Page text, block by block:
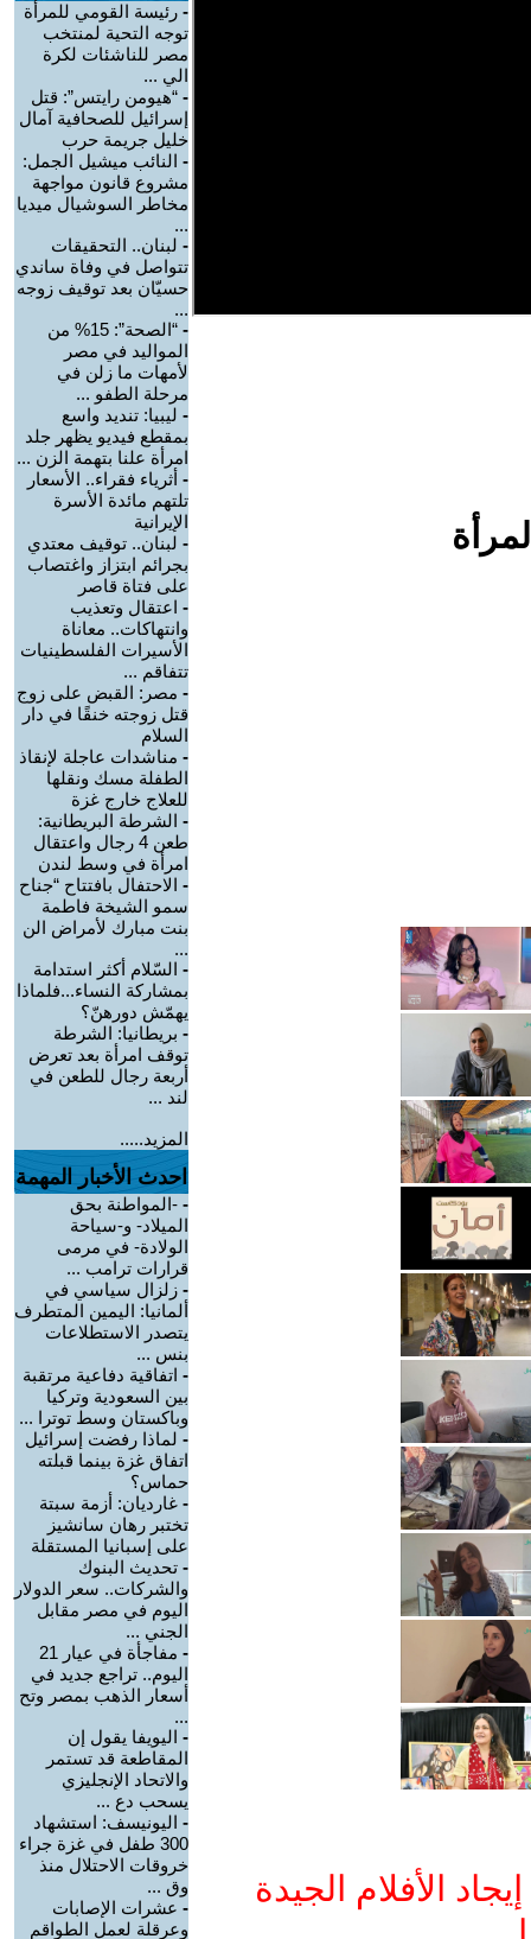
الأفلام الجيدة
- رئيسة القومي للمرأة
توجه التحية لمنتخب
مصر للناشئات لكرة
الي ...
- “هيومن رايتس”: قتل
إسرائيل للصحافية آمال
خليل جريمة حرب
- النائب ميشيل الجمل:
مشروع قانون مواجهة
مخاطر السوشيال ميديا
...
- لبنان.. التحقيقات
تتواصل في وفاة ساندي
حسيّان بعد توقيف زوجه
...
-
“الصحة”: 15% من
المواليد في مصر
لأمهات ما زلن في
مرحلة الطفو ...
- ليبيا: تنديد واسع
بمقطع فيديو يظهر جلد
امرأة علنا بتهمة الزن ...
- أثرياء فقراء.. الأسعار
تلتهم مائدة الأسرة
الإيرانية
- لبنان.. توقيف معتدي
بجرائم ابتزاز واغتصاب
على فتاة قاصر
- اعتقال وتعذيب
وانتهاكات.. معاناة
الأسيرات الفلسطينيات
تتفاقم ...
- مصر: القبض على زوج
قتل زوجته خنقًا في دار
السلام
- مناشدات عاجلة لإنقاذ
الطفلة مسك ونقلها
للعلاج خارج غزة
- الشرطة البريطانية:
طعن 4 رجال واعتقال
امرأة في وسط لندن
- الاحتفال بافتتاح “جناح
سمو الشيخة فاطمة
بنت مبارك لأمراض الن
...
- السّلام أكثر استدامة
بمشاركة النساء...فلماذا
يهمّش دورهنّ؟
- بريطانيا: الشرطة
توقف امرأة بعد تعرض
أربعة رجال للطعن في
لند ...
المزيد.....
احدث الأخبار المهمة
- -المواطنة بحق
الميلاد- و-سياحة
الولادة- في مرمى
قرارات ترامب ...
- زلزال سياسي في
ألمانيا: اليمين المتطرف
يتصدر الاستطلاعات
بنس ...
- اتفاقية دفاعية مرتقبة
بين السعودية وتركيا
وباكستان وسط توترا ...
- لماذا رفضت إسرائيل
اتفاق غزة بينما قبلته
حماس؟
- غارديان: أزمة سبتة
تختبر رهان سانشيز
على إسبانيا المستقلة
- تحديث البنوك
والشركات.. سعر الدولار
اليوم في مصر مقابل
الجني ...
-
مفاجأة في عيار 21
اليوم.. تراجع جديد في
أسعار الذهب بمصر وتح
...
- اليويفا يقول إن
المقاطعة قد تستمر
والاتحاد الإنجليزي
يسحب دع ...
- اليونيسف: استشهاد
300 طفل في غزة جراء
خروقات الاحتلال منذ
وق ...
- عشرات الإصابات
وعرقلة لعمل الطواقم